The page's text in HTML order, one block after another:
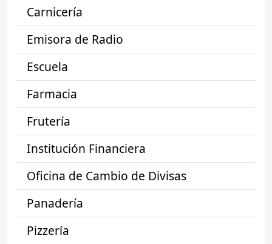
Carnicería
Emisora de Radio
Escuela
Farmacia
Frutería
Institución Financiera
Oficina de Cambio de Divisas
Panadería
Pizzería